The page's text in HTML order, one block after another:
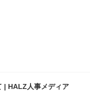
| HALZ人事メディア